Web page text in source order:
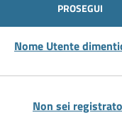
PROSEGUI
Nome Utente
Non sei